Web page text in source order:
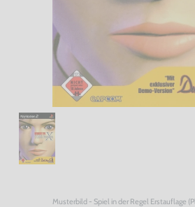
Musterbild - Spiel in der Regel Erstauflage